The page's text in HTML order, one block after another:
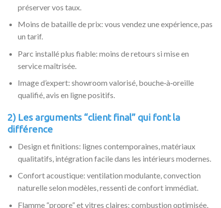
préserver vos taux.
Moins de bataille de prix: vous vendez une expérience, pas
un tarif.
Parc installé plus fiable: moins de retours si mise en
service maîtrisée.
Image d’expert: showroom valorisé, bouche‑à‑oreille
qualifié, avis en ligne positifs.
2) Les arguments “client final” qui font la
différence
Design et finitions: lignes contemporaines, matériaux
qualitatifs, intégration facile dans les intérieurs modernes.
Confort acoustique: ventilation modulante, convection
naturelle selon modèles, ressenti de confort immédiat.
Flamme “propre” et vitres claires: combustion optimisée,